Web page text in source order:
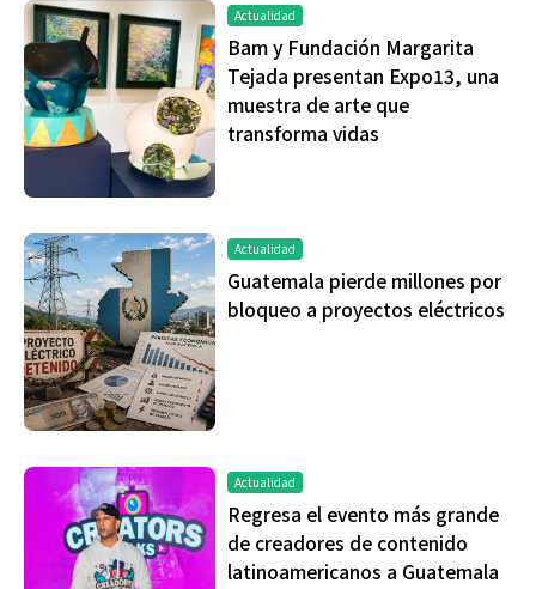
Actualidad
Bam y Fundación Margarita
Tejada presentan Expo13, una
muestra de arte que
transforma vidas
Actualidad
Guatemala pierde millones por
bloqueo a proyectos eléctricos
Actualidad
Regresa el evento más grande
de creadores de contenido
latinoamericanos a Guatemala